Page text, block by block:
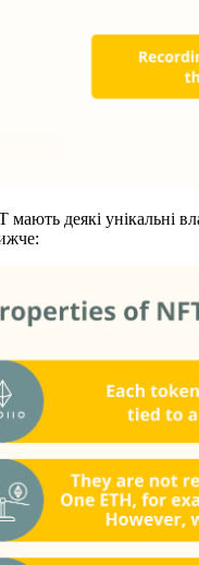
деякі унікальні